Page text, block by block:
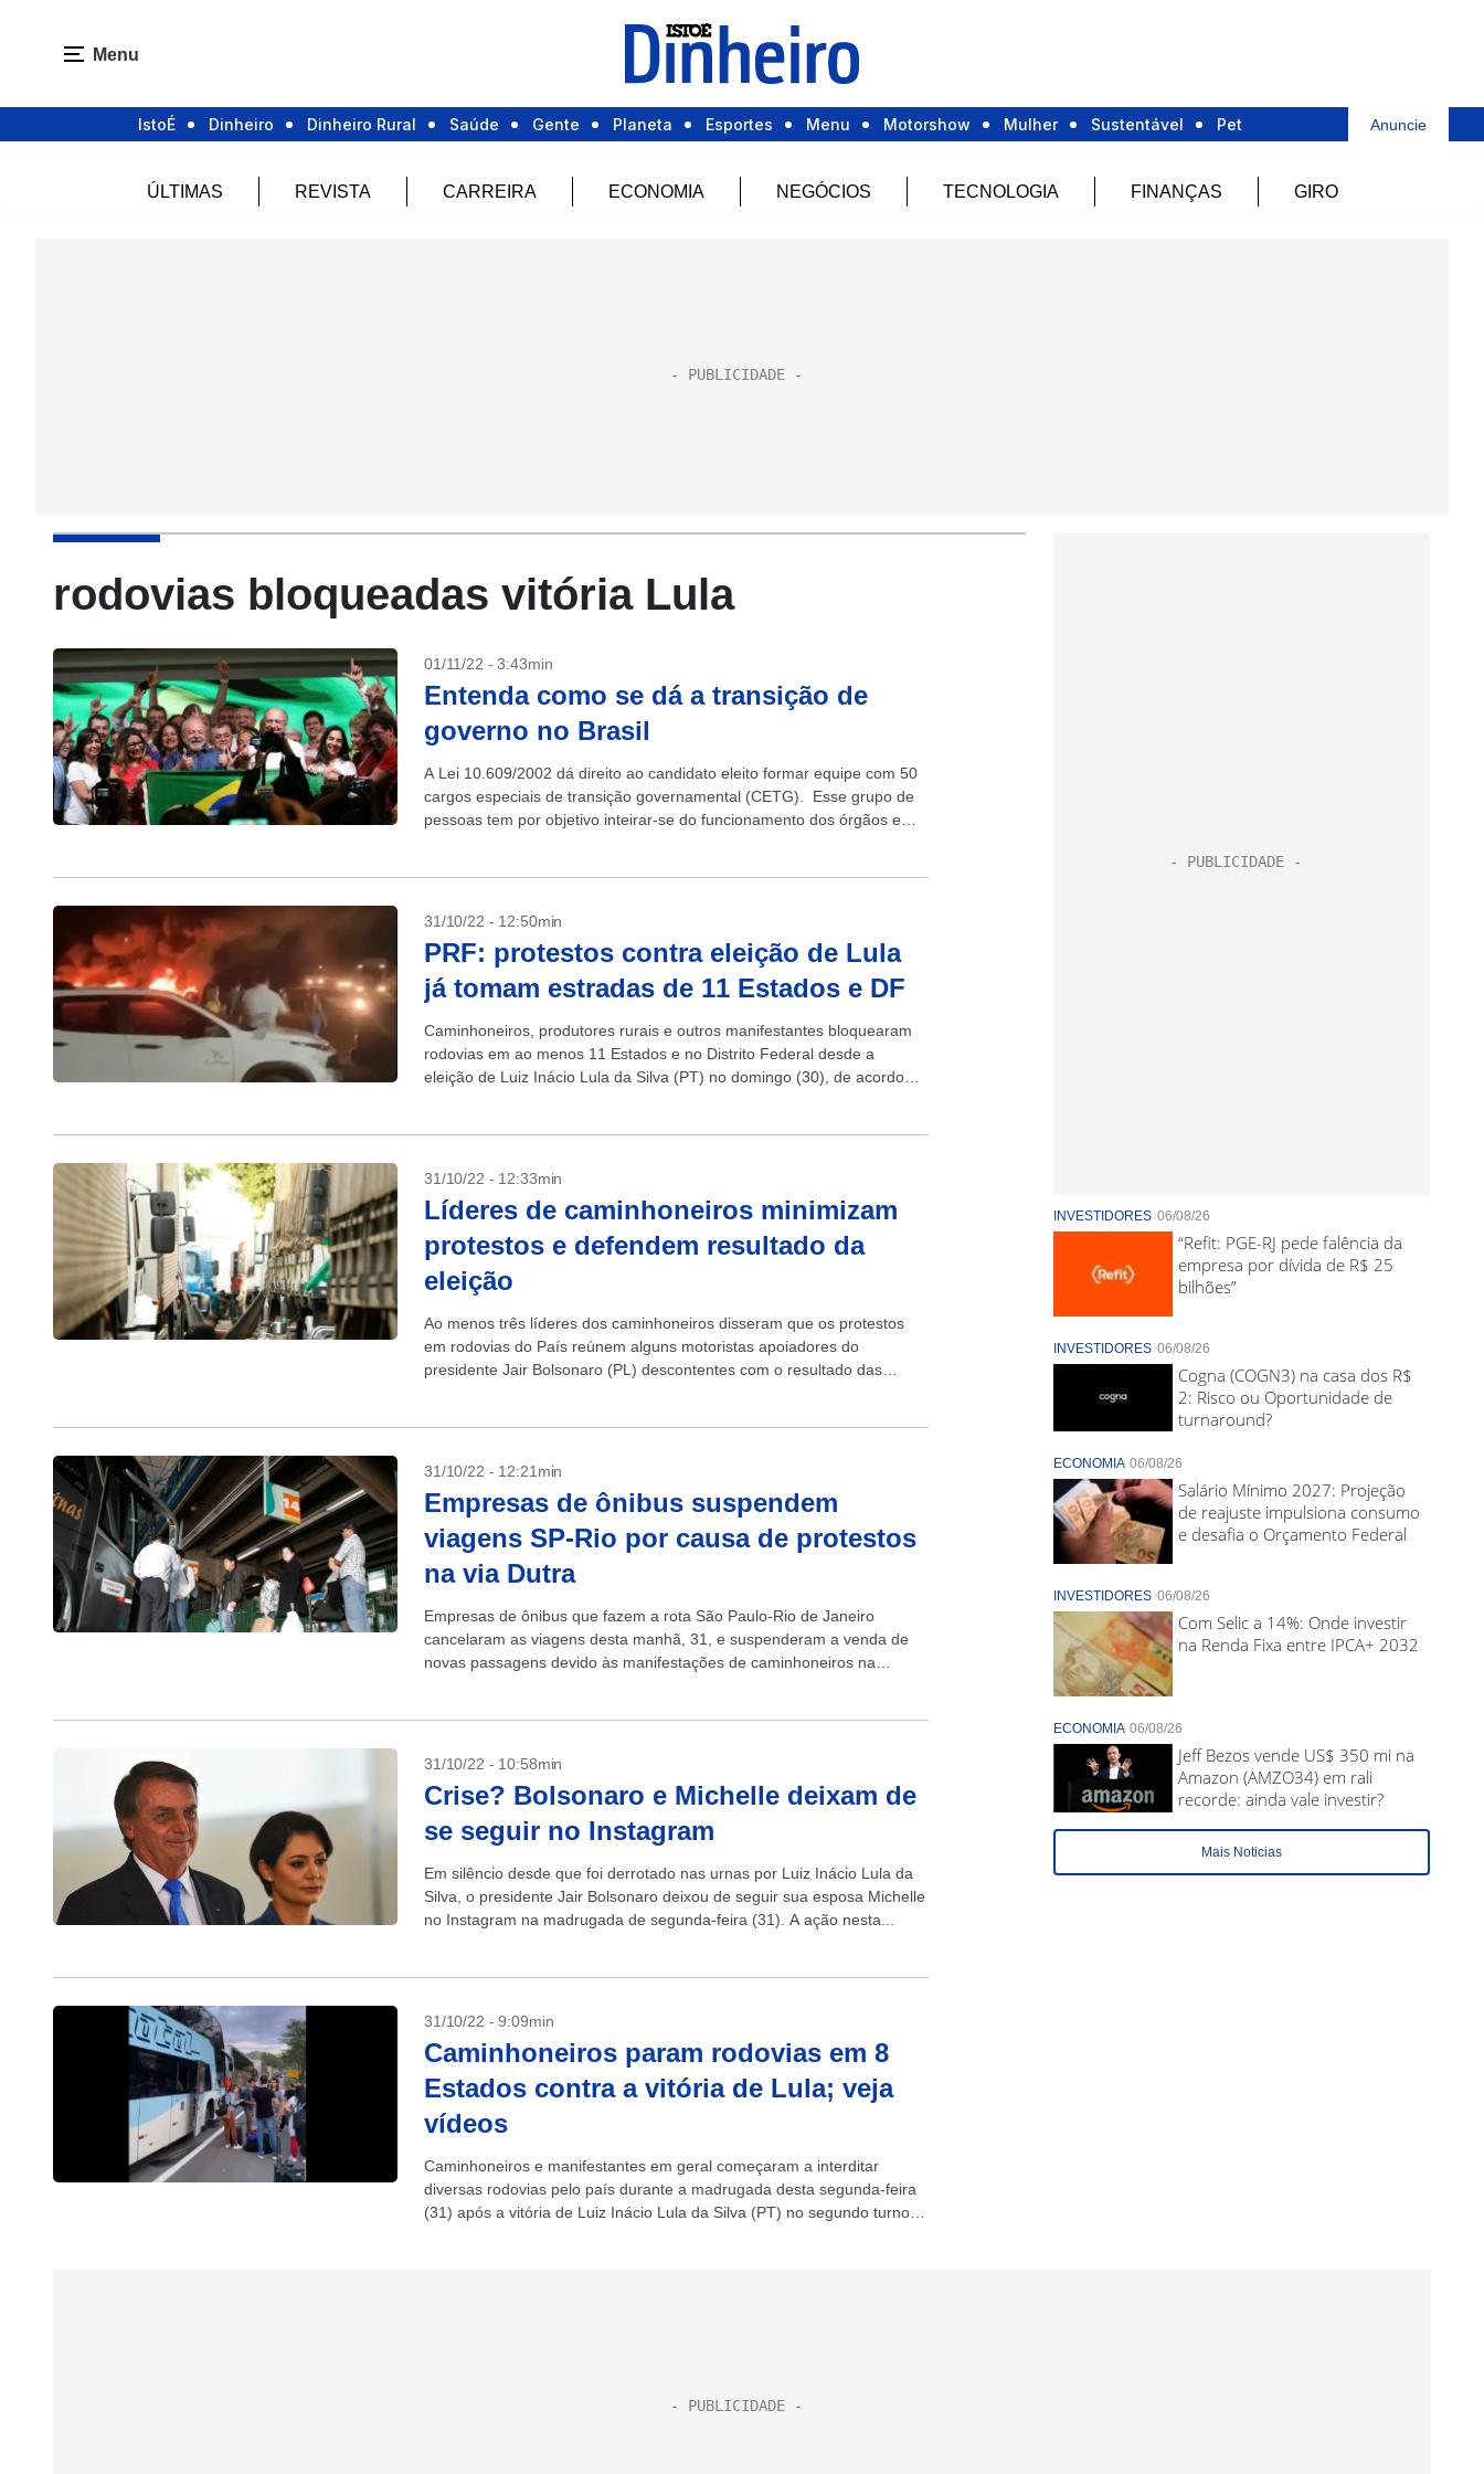
Menu
IstoÉ Dinheiro Dinheiro Rural Saúde Gente Planeta Esportes Menu Motorshow Mulher Sustentável Pet Anuncie
ÚLTIMAS REVISTA CARREIRA ECONOMIA NEGÓCIOS TECNOLOGIA FINANÇAS GIRO
rodovias bloqueadas vitória Lula
01/11/22 - 3:43min
Entenda como se dá a transição de
governo no Brasil
A Lei 10.609/2002 dá direito ao candidato eleito formar equipe com 50
cargos especiais de transição governamental (CETG). Esse grupo de
pessoas tem por objetivo inteirar-se do funcionamento dos órgãos e
31/10/22 - 12:50min
PRF: protestos contra eleição de Lula
já tomam estradas de 11 Estados e DF
Caminhoneiros, produtores rurais e outros manifestantes bloquearam
rodovias em ao menos 11 Estados e no Distrito Federal desde a
eleição de Luiz Inácio Lula da Silva (PT) no domingo (30), de acordo
31/10/22 - 12:33min
Líderes de caminhoneiros minimizam
protestos e defendem resultado da
eleição
Ao menos três líderes dos caminhoneiros disseram que os protestos
em rodovias do País reúnem alguns motoristas apoiadores do
presidente Jair Bolsonaro (PL) descontentes com o resultado das
31/10/22 - 12:21min
Empresas de ônibus suspendem
viagens SP-Rio por causa de protestos
na via Dutra
Empresas de ônibus que fazem a rota São Paulo-Rio de Janeiro
cancelaram as viagens desta manhã, 31, e suspenderam a venda de
novas passagens devido às manifestações de caminhoneiros na
31/10/22 - 10:58min
Crise? Bolsonaro e Michelle deixam de
se seguir no Instagram
Em silêncio desde que foi derrotado nas urnas por Luiz Inácio Lula da
Silva, o presidente Jair Bolsonaro deixou de seguir sua esposa Michelle
no Instagram na madrugada de segunda-feira (31). A ação nesta...
31/10/22 - 9:09min
Caminhoneiros param rodovias em 8
Estados contra a vitória de Lula; veja
vídeos
Caminhoneiros e manifestantes em geral começaram a interditar
diversas rodovias pelo país durante a madrugada desta segunda-feira
(31) após a vitória de Luiz Inácio Lula da Silva (PT) no segundo turno
INVESTIDORES 06/08/26
“Refit: PGE-RJ pede falência da
empresa por dívida de R$ 25
bilhões”
INVESTIDORES 06/08/26
Cogna (COGN3) na casa dos R$
2: Risco ou Oportunidade de
turnaround?
ECONOMIA 06/08/26
Salário Mínimo 2027: Projeção
de reajuste impulsiona consumo
e desafia o Orçamento Federal
INVESTIDORES 06/08/26
Com Selic a 14%: Onde investir
na Renda Fixa entre IPCA+ 2032
ECONOMIA 06/08/26
Jeff Bezos vende US$ 350 mi na
Amazon (AMZO34) em rali
recorde: ainda vale investir?
Mais Noticias